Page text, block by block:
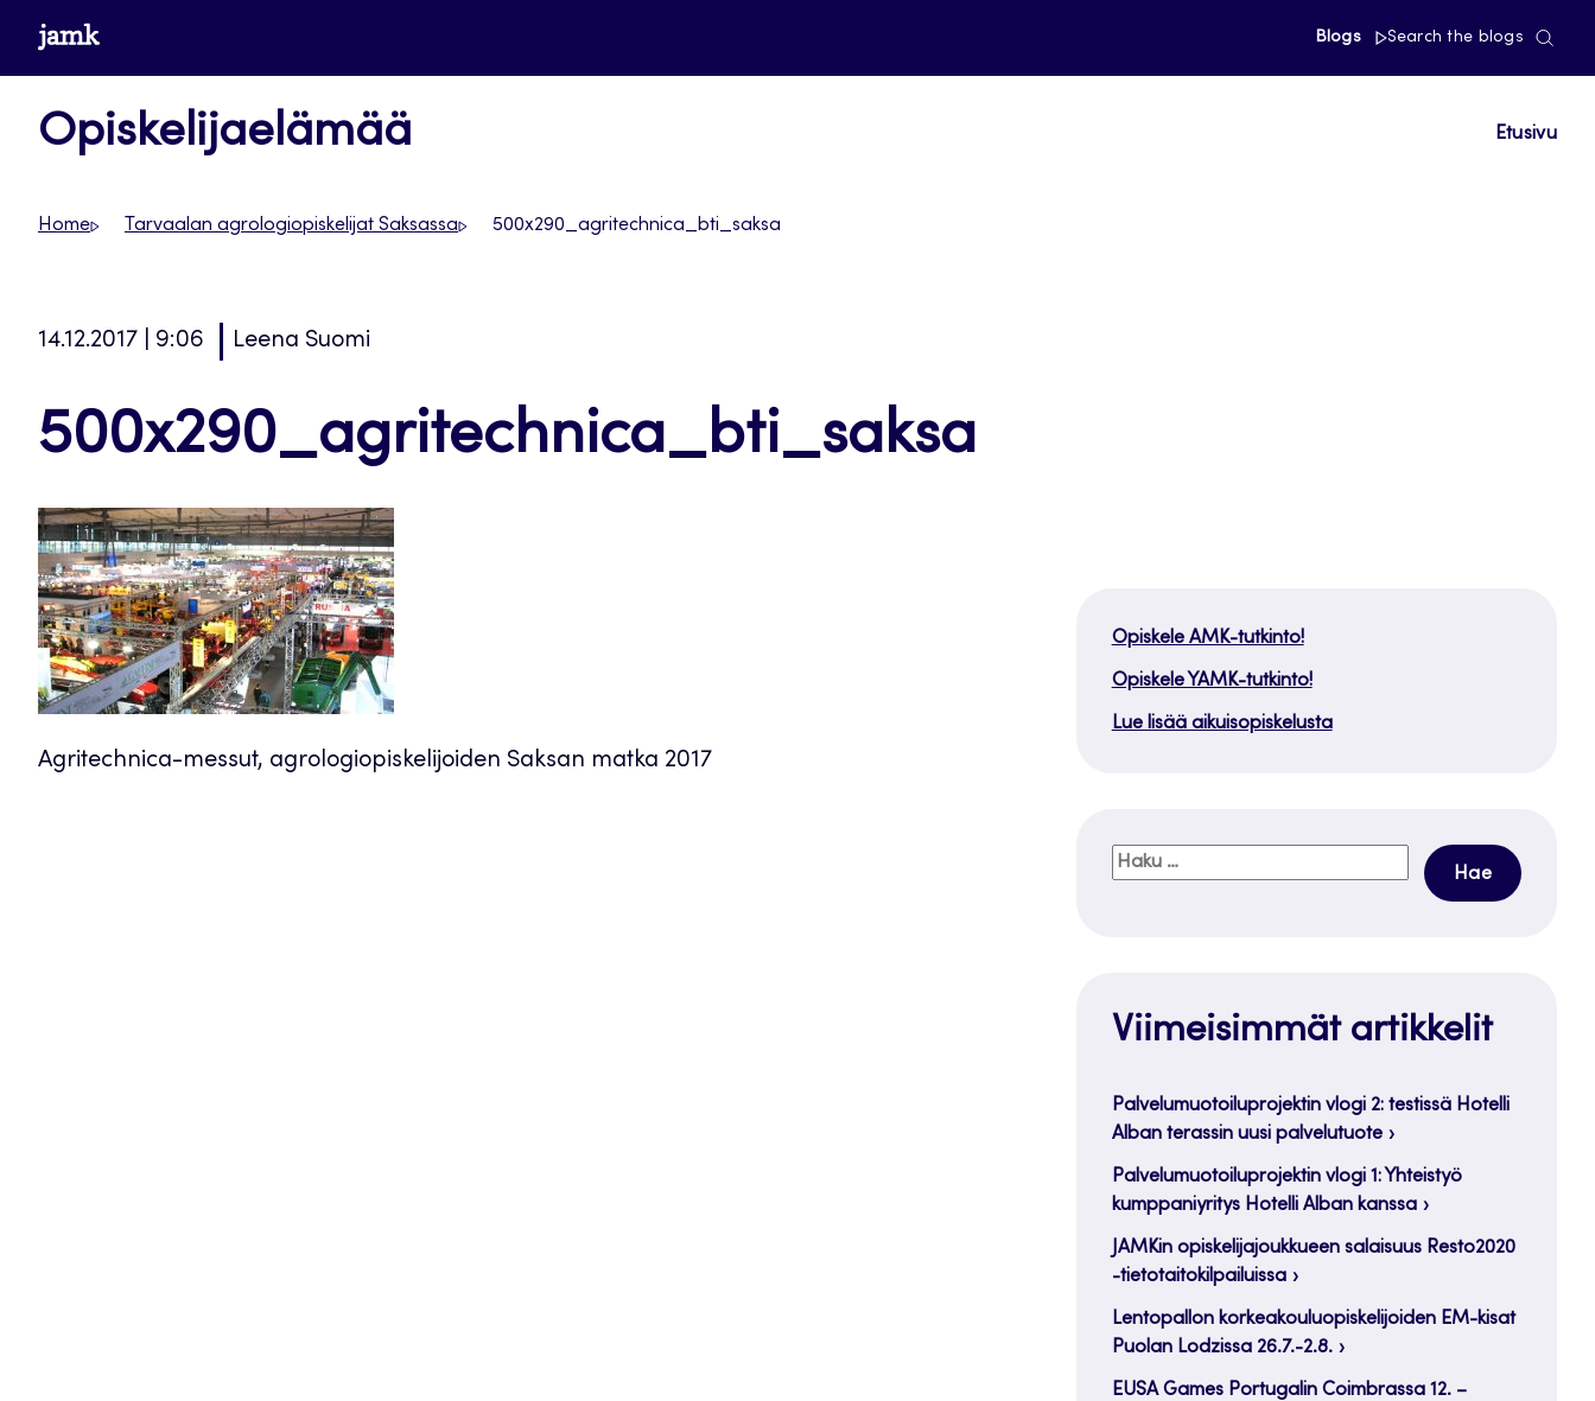
Siirrywww.jamk.fi Blogs Search the blogs
Opiskelijaelämää Etusivu
Home Tarvaalan agrologiopiskelijat Saksassa 500x290_agritechnica_bti_saksa
14.12.2017 | 9:06 Leena Suomi
500x290_agritechnica_bti_saksa
Agritechnica-messut, agrologiopiskelijoiden Saksan matka 2017
Opiskele AMK-tutkinto!
Opiskele YAMK-tutkinto!
Lue lisää aikuisopiskelusta
Haku:
Viimeisimmät artikkelit
Palvelumuotoiluprojektin vlogi 2: testissä Hotelli
Alban terassin uusi palvelutuote
Palvelumuotoiluprojektin vlogi 1: Yhteistyö
kumppaniyritys Hotelli Alban kanssa
JAMKin opiskelijajoukkueen salaisuus Resto2020
-tietotaitokilpailuissa
Lentopallon korkeakouluopiskelijoiden EM-kisat
Puolan Lodzissa 26.7.-2.8.
EUSA Games Portugalin Coimbrassa 12. –